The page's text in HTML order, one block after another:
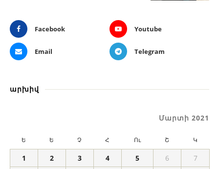
Facebook Youtube
Email Telegram
արխիվ
Մարտի 2021
Ե Ե Չ Հ Ու Շ Կ
1 2 3 4 5 6
7